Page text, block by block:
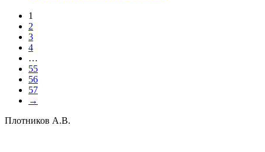
1
2
3
4
…
55
56
57
→
Плотников А.В.